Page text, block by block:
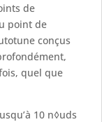
de
point de
conçus
quel que
10 n◊uds